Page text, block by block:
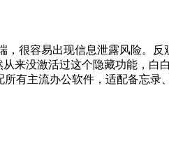
很容易出现信息泄露风险。反
来没激活过这个隐藏功能，白
有主流办公软件，适配备忘录